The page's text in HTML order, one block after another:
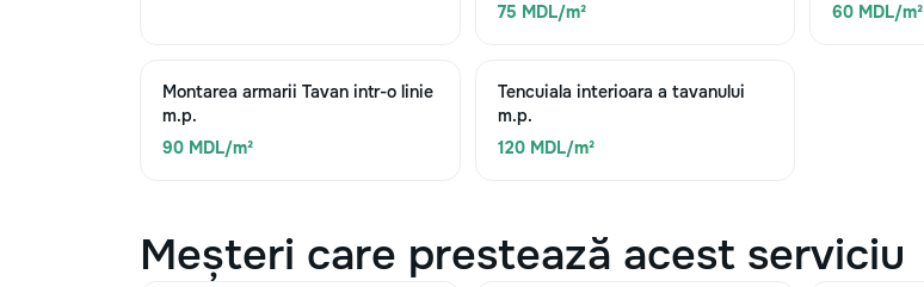
75 MDL/m²
60 MDL/m²
Montarea armarii Tavan intr-o linie
m.p.
90 MDL/m²
Tencuiala interioara a tavanului
m.p.
120 MDL/m²
Meșteri care prestează acest serviciu